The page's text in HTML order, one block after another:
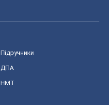
Підручники
ДПА
НМТ